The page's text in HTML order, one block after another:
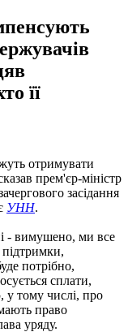
її
отримувати
прем'єр-міністр
засідання
УНН.
- вимушено, ми все
потрібно,
сплати,
у тому числі, про
право
уряду.